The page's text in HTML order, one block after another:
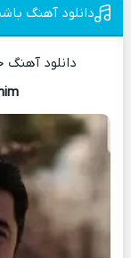
دانلود آهنگ
دانلود آهنگ